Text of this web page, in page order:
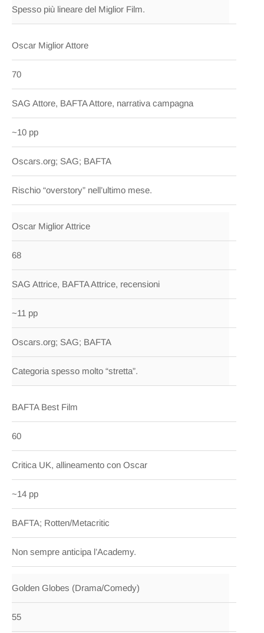
Spesso più lineare del Miglior Film.
Oscar Miglior Attore
70
SAG Attore, BAFTA Attore, narrativa campagna
~10 pp
Oscars.org; SAG; BAFTA
Rischio “overstory” nell’ultimo mese.
Oscar Miglior Attrice
68
SAG Attrice, BAFTA Attrice, recensioni
~11 pp
Oscars.org; SAG; BAFTA
Categoria spesso molto “stretta”.
BAFTA Best Film
60
Critica UK, allineamento con Oscar
~14 pp
BAFTA; Rotten/Metacritic
Non sempre anticipa l’Academy.
Golden Globes (Drama/Comedy)
55